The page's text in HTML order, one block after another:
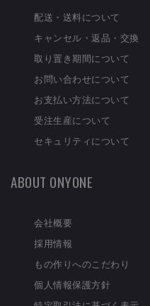
配送・送料について
キャンセル・返品・交換
取り置き期間について
お問い合わせについて
お支払い方法について
受注生産について
セキュリティについて
ABOUT ONYONE
会社概要
採用情報
もの作りへのこだわり
個人情報保護方針